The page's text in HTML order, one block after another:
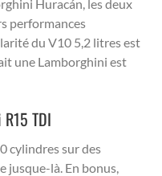
Huracán, les deux
performances
du V10 5,2 litres est
une Lamborghini est
TDI
cylindres sur des
jusque-là. En bonus,